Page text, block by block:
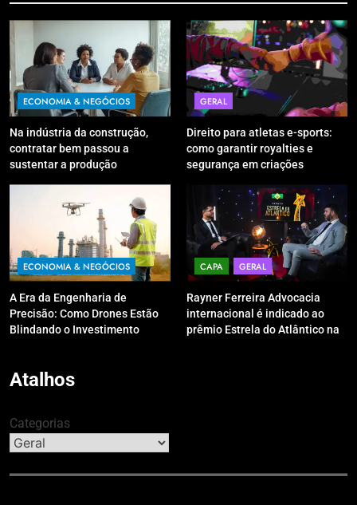
ECONOMIA & NEGÓCIOS
Na indústria da construção,
contratar bem passou a
sustentar a produção
GERAL
Direito para atletas e-sports:
como garantir royalties e
segurança em criações
ECONOMIA & NEGÓCIOS
A Era da Engenharia de
Precisão: Como Drones Estão
Blindando o Investimento
CAPA GERAL
Rayner Ferreira Advocacia
internacional é indicado ao
prêmio Estrela do Atlântico na
Atalhos
Categorias